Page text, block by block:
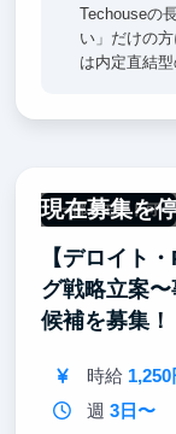
Techouseの
い」だけの
は内定直結型
る。それが
自分で問い
果から学ぶ
で、社会人
現在募集を
一部リモート可
【デロイト
グ戦略立案
候補を募集！
時給
週 3日〜